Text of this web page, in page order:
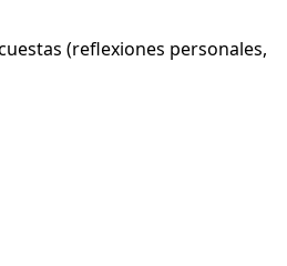
(reflexiones personales,